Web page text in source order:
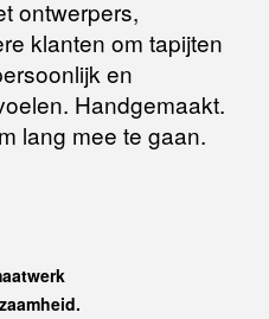
ontwerpers,
klanten om tapijten
en
Handgemaakt.
lang mee te gaan.